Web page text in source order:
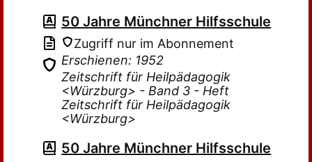
50 Jahre Münchner Hilfsschule
Zugriff nur im Abonnement
Erschienen: 1952
Zeitschrift für Heilpädagogik
<Würzburg> - Band 3 - Heft
Zeitschrift für Heilpädagogik
<Würzburg>
50 Jahre Münchner Hilfsschule